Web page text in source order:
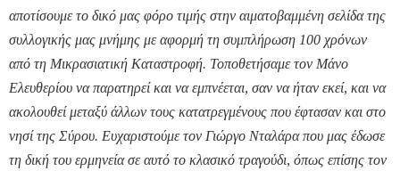
αποτίσουμε το δικό μας φόρο τιμής στην αιματοβαμμένη σελίδα της
συλλογικής μας μνήμης με αφορμή τη συμπλήρωση 100 χρόνων
από τη Μικρασιατική Καταστροφή. Τοποθετήσαμε τον Μάνο
Ελευθερίου να παρατηρεί και να εμπνέεται, σαν να ήταν εκεί, και να
ακολουθεί μεταξύ άλλων τους κατατρεγμένους που έφτασαν και στο
νησί της Σύρου. Ευχαριστούμε τον Γιώργο Νταλάρα που μας έδωσε
τη δική του ερμηνεία σε αυτό το κλασικό τραγούδι, όπως επίσης τον